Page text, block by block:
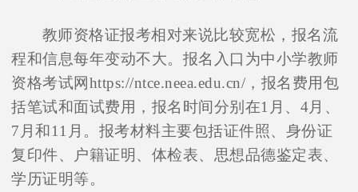
教师资格证报考相对来说比较宽松，报名流
程和信息每年变动不大。报名入口为中小学教师
资格考试网https://ntce.neea.edu.cn/，报名费用包
括笔试和面试费用，报名时间分别在1月、4月、
7月和11月。报考材料主要包括证件照、身份证
复印件、户籍证明、体检表、思想品德鉴定表、
学历证明等。